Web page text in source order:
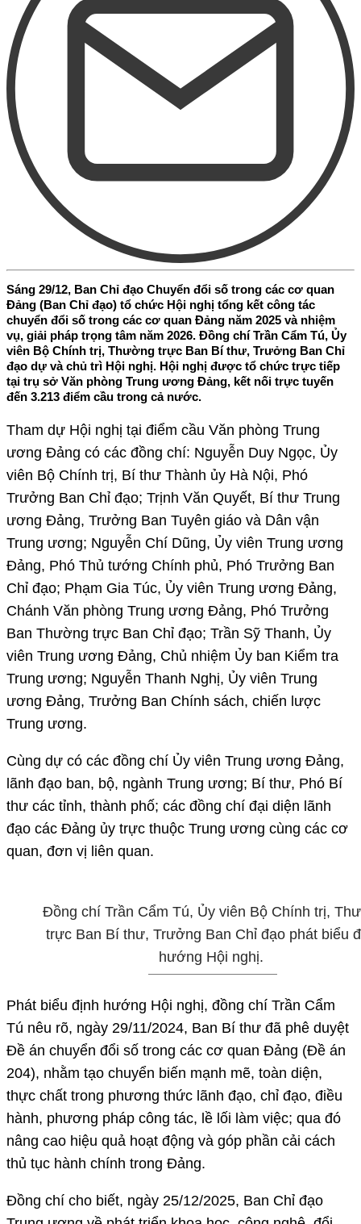
Sáng 29/12, Ban Chỉ đạo Chuyển đổi số trong các cơ quan
Đảng (Ban Chỉ đạo) tổ chức Hội nghị tổng kết công tác
chuyển đổi số trong các cơ quan Đảng năm 2025 và nhiệm
vụ, giải pháp trọng tâm năm 2026. Đồng chí Trần Cẩm Tú, Ủy
viên Bộ Chính trị, Thường trực Ban Bí thư, Trưởng Ban Chỉ
đạo dự và chủ trì Hội nghị. Hội nghị được tổ chức trực tiếp
tại trụ sở Văn phòng Trung ương Đảng, kết nối trực tuyến
đến 3.213 điểm cầu trong cả nước.
Tham dự Hội nghị tại điểm cầu Văn phòng Trung
ương Đảng có các đồng chí: Nguyễn Duy Ngọc, Ủy
viên Bộ Chính trị, Bí thư Thành ủy Hà Nội, Phó
Trưởng Ban Chỉ đạo; Trịnh Văn Quyết, Bí thư Trung
ương Đảng, Trưởng Ban Tuyên giáo và Dân vận
Trung ương; Nguyễn Chí Dũng, Ủy viên Trung ương
Đảng, Phó Thủ tướng Chính phủ, Phó Trưởng Ban
Chỉ đạo; Phạm Gia Túc, Ủy viên Trung ương Đảng,
Chánh Văn phòng Trung ương Đảng, Phó Trưởng
Ban Thường trực Ban Chỉ đạo; Trần Sỹ Thanh, Ủy
viên Trung ương Đảng, Chủ nhiệm Ủy ban Kiểm tra
Trung ương; Nguyễn Thanh Nghị, Ủy viên Trung
ương Đảng, Trưởng Ban Chính sách, chiến lược
Trung ương.
Cùng dự có các đồng chí Ủy viên Trung ương Đảng,
lãnh đạo ban, bộ, ngành Trung ương; Bí thư, Phó Bí
thư các tỉnh, thành phố; các đồng chí đại diện lãnh
đạo các Đảng ủy trực thuộc Trung ương cùng các cơ
quan, đơn vị liên quan.
Đồng chí Trần Cẩm Tú, Ủy viên Bộ Chính trị,
trực Ban Bí thư, Trưởng Ban Chỉ đạo phát biểu
hướng Hội nghị.
Phát biểu định hướng Hội nghị, đồng chí Trần Cẩm
Tú nêu rõ, ngày 29/11/2024, Ban Bí thư đã phê duyệt
Đề án chuyển đổi số trong các cơ quan Đảng (Đề án
204), nhằm tạo chuyển biến mạnh mẽ, toàn diện,
thực chất trong phương thức lãnh đạo, chỉ đạo, điều
hành, phương pháp công tác, lề lối làm việc; qua đó
nâng cao hiệu quả hoạt động và góp phần cải cách
thủ tục hành chính trong Đảng.
Đồng chí cho biết, ngày 25/12/2025, Ban Chỉ đạo